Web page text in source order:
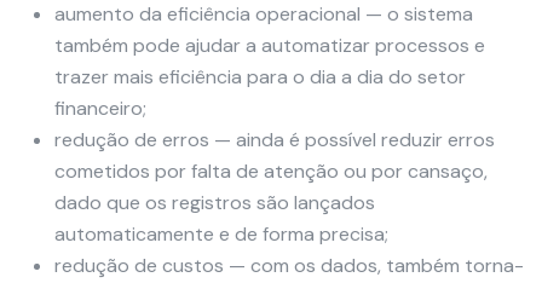
aumento da eficiência operacional — o sistema
também pode ajudar a automatizar processos e
trazer mais eficiência para o dia a dia do setor
financeiro;
redução de erros — ainda é possível reduzir erros
cometidos por falta de atenção ou por cansaço,
dado que os registros são lançados
automaticamente e de forma precisa;
redução de custos — com os dados, também torna-